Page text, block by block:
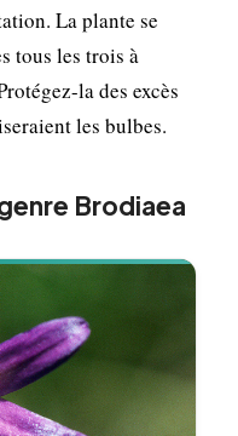
La plante se
tous les trois à
la des excès
les bulbes.
Brodiaea